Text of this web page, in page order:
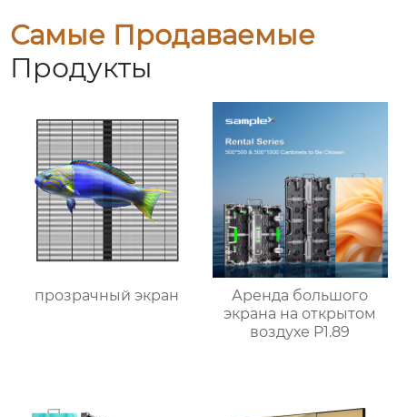
Самые Продаваемые
Продукты
прозрачный экран
Аренда большого
экрана на открытом
воздухе P1.89